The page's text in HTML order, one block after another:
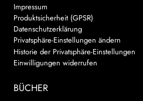
Impressum
Produktsicherheit (GPSR)
Datenschutzerklärung
Privatsphäre-Einstellungen ändern
Historie der Privatsphäre-Einstellungen
Einwilligungen widerrufen
BÜCHER